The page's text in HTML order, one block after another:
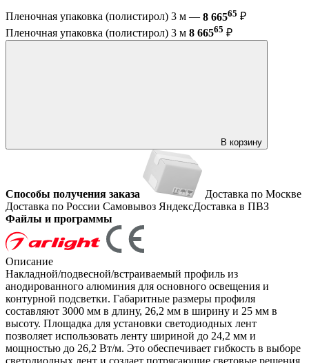
Пленочная упаковка (полистирол) 3 м — 8 66565 ₽
Пленочная упаковка (полистирол) 3 м 8 66565 ₽
В корзину
Способы получения заказа
Доставка по Москве
Доставка по России Самовывоз ЯндексДоставка в ПВЗ
Файлы и программы
Описание
Накладной/подвесной/встраиваемый профиль из
анодированного алюминия для основного освещения и
контурной подсветки. Габаритные размеры профиля
составляют 3000 мм в длину, 26,2 мм в ширину и 25 мм в
высоту. Площадка для установки светодиодных лент
позволяет использовать ленту шириной до 24,2 мм и
мощностью до 26,2 Вт/м. Это обеспечивает гибкость в выборе
светодиодных лент и создает потрясающие световые решения.